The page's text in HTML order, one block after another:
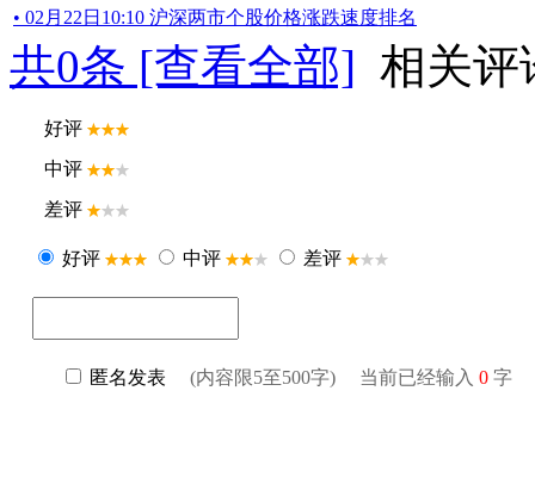
• 02月22日10:10 沪深两市个股价格涨跌速度排名
共0条 [查看全部] 相关评